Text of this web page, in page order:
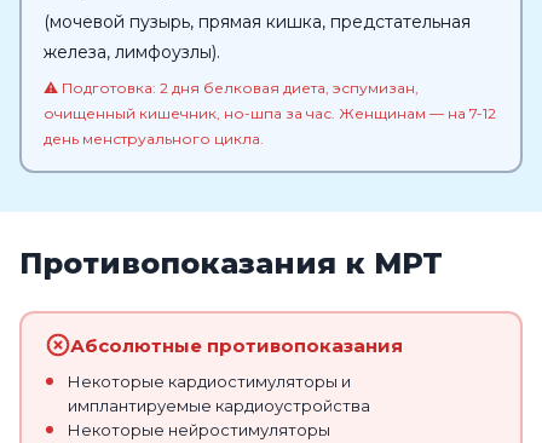
(мочевой пузырь, прямая кишка, предстательная
железа, лимфоузлы).
⚠️ Подготовка: 2 дня белковая диета, эспумизан,
очищенный кишечник, но-шпа за час. Женщинам — на 7-12
день менструального цикла.
Противопоказания к МРТ
Абсолютные противопоказания
Некоторые кардиостимуляторы и
имплантируемые кардиоустройства
Некоторые нейростимуляторы